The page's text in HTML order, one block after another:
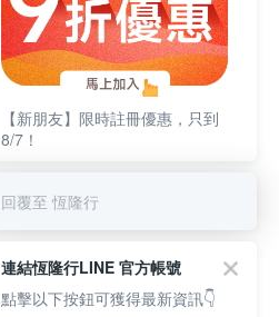
【新朋友】限時註冊優惠，只到
8/7！
回覆至 恆隆行
連結恆隆行LINE 官方帳號
點擊以下按鈕可獲得最新資訊👇